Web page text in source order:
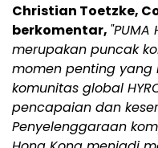
Christian Toetzke,
berkomentar,
merupakan puncak
momen penting yang
komunitas global
pencapaian dan
Penyelenggaraan